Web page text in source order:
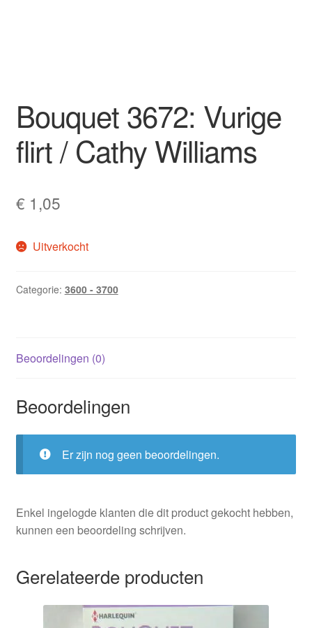
Bouquet 3672: Vurige
flirt / Cathy Williams
€ 1,05
Uitverkocht
Categorie: 3600 - 3700
Beoordelingen (0)
Beoordelingen
Er zijn nog geen beoordelingen.
Enkel ingelogde klanten die dit product gekocht hebben,
kunnen een beoordeling schrijven.
Gerelateerde producten